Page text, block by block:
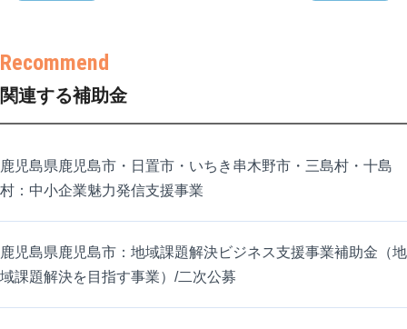
関連する補助金
鹿児島県鹿児島市・日置市・いちき串木野市・三島村・十島
村：中小企業魅力発信支援事業
鹿児島県鹿児島市：地域課題解決ビジネス支援事業補助金（地
域課題解決を目指す事業）/二次公募